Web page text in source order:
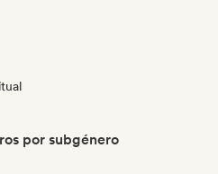
por subgénero